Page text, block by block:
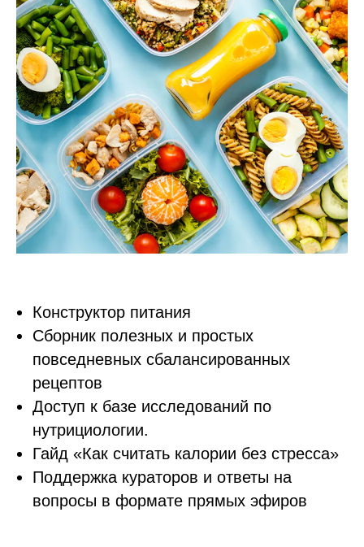
Конструктор питания
Сборник полезных и простых
повседневных сбалансированных
рецептов
Доступ к базе исследований по
нутрициологии.
Гайд «Как считать калории без стресса»
Поддержка кураторов и ответы на
вопросы в формате прямых эфиров